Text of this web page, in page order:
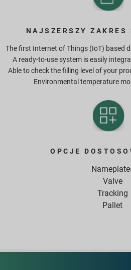
NAJSZERSZY ZAKRES
The first Internet of Things (IoT) based
A ready-to-use system is easily
Able to check the filling level of your
Environmental temperature
OPCJE
Valve
Tracking
Pallet